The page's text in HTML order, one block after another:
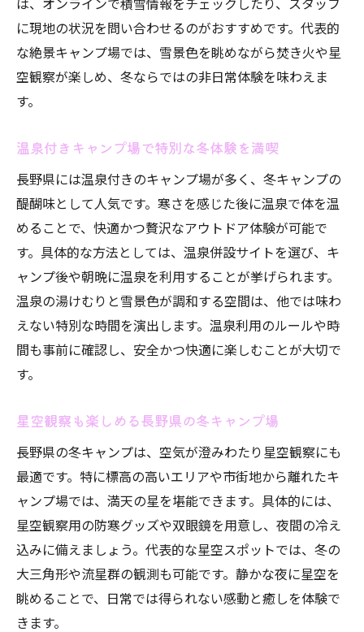
に現地の状況を問い合わせるのがおすすめです。代表的
な絶景キャンプ場では、雪景色を眺めながら焚き火や星
空観察が楽しめ、冬ならではの非日常体験を味わえま
す。
温泉付きキャンプ場で特別な冬体験を満喫
長野県には温泉付きのキャンプ場が多く、冬キャンプの
醍醐味として人気です。寒さを感じた後に温泉で体を温
めることで、快適かつ贅沢なアウトドア体験が可能で
す。具体的な方法としては、温泉併設サイトを選び、キ
ャンプ後や朝晩に温泉を利用することが挙げられます。
温泉の湯けむりと雪景色が調和する空間は、他では味わ
えない特別な時間を演出します。温泉利用のルールや時
間も事前に確認し、安全かつ快適に楽しむことが大切で
す。
星空観察も楽しめる長野県の冬キャンプ場
長野県の冬キャンプは、空気が澄みわたり星空観察にも
最適です。特に標高の高いエリアや市街地から離れたキ
ャンプ場では、満天の星を堪能できます。具体的には、
星空観察用の防寒グッズや双眼鏡を用意し、夜間の冷え
込みに備えましょう。代表的な星空スポットでは、冬の
大三角形や流星群の観測も可能です。静かな夜に星空を
眺めることで、日常では得られない感動と癒しを体験で
きます。
お気軽にお問い合わせください
お気軽にお問い合わせください